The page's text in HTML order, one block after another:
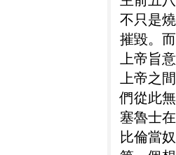
不只是
摧毀。
上帝旨
上帝之
們從此
塞魯士
比倫當